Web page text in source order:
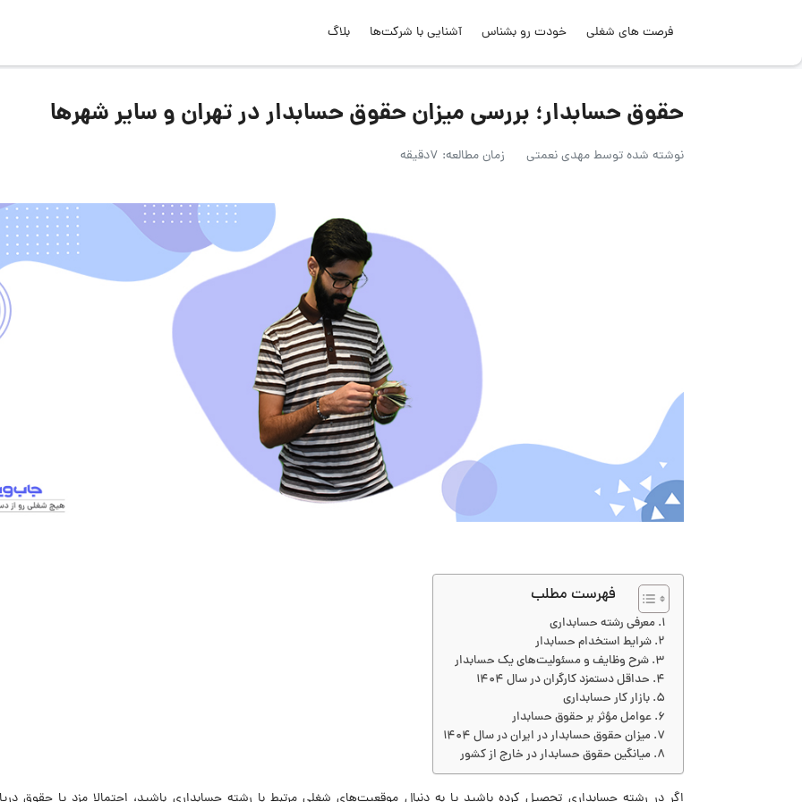
فرصت های شغلی خودت رو بشناس آشنایی با شرکت‌ها بلاگ
حقوق حسابدار؛ بررسی میزان حقوق حسابدار در تهران و سایر شهرها
نوشته شده توسطمهدی نعمتی زمان مطالعه: 7دقیقه
فهرست مطلب
معرفی رشته حسابداری
شرایط استخدام حسابدار
شرح وظایف و مسئولیت‌های یک حسابدار
حداقل دستمزد کارگران در سال 1404
بازار کار حسابداری
عوامل مؤثر بر حقوق حسابدار
میزان حقوق حسابدار در ایران در سال 1404
میانگین حقوق حسابدار در خارج از کشور